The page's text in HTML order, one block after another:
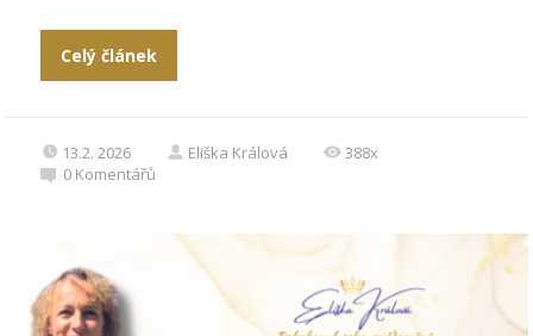
Celý článek
13.2. 2026 Eliška Králová
388x
0 Komentářů